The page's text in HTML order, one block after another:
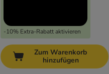
-10% Extra-Rabatt aktivieren
Zum Warenkorb
hinzufügen